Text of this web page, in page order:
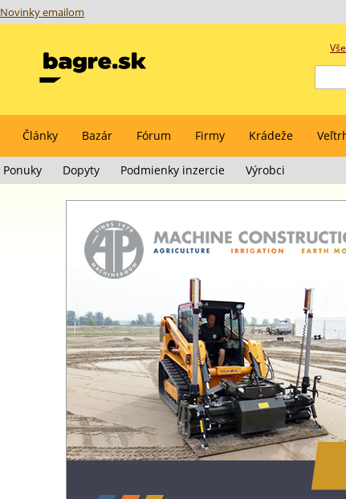
Novinky emailom
Vše
Články Bazár Fórum Firmy Krádeže
Ponuky Dopyty Podmienky inzercie Výrobci